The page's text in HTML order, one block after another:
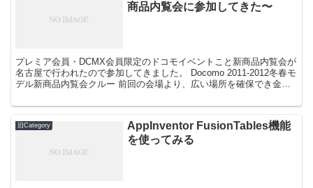
商品内覧会に参加してきた〜
プレミア会員・DCMX会員限定のドコモイベントこと新商品内覧会が
名古屋で行われたので参加してきました。 Docomo 2011-2012冬春モ
デル新商品内覧会クルー 前回の会場より、広い場所を確保でき金曜
旧Category
AppInventor FusionTables機能
を使ってみる